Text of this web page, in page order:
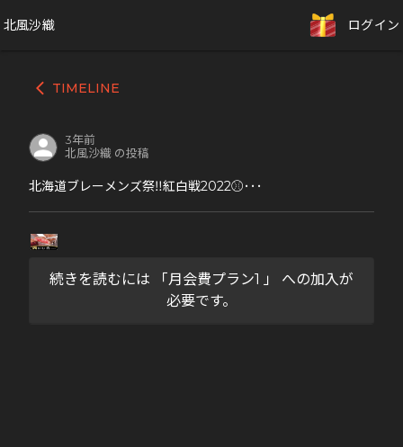
北風沙織 ログイン
arrow_back_ios TIMELINE
3年前
北風沙織 の投稿
北海道ブレーメンズ祭‼︎紅白戦2022⚾･･･
続きを読むには 「月会費プラン1 」 への加入が
必要です。